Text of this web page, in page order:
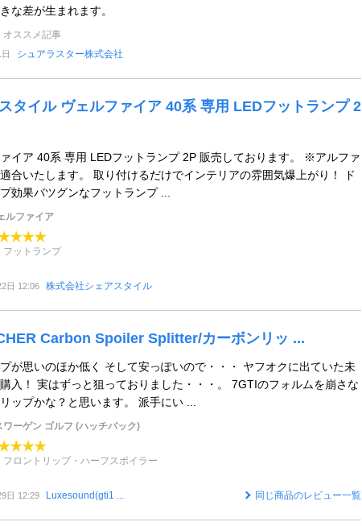
な差が生まれます。
オススメ記事
シュアラスター株式会社
タイル ヴェルファイア 40系 専用 LEDフットランプ 2
イア 40系 専用 LEDフットランプ 2P 販売しております。 ※アルファ
合いたします。 取り付けるだけでインテリアの雰囲気爆上がり！ ド
効果バツグンなフットランプ ...
ルファイア
フットランプ
日 12:06 株式会社シェアスタイル
Carbon Spoiler Splitter/カーボンリッ ...
が思いのほか低く そして安っぽいので・・・ ヤフオクに出ていた未
入！ 実はずっと狙っておりました・・・。 7GTIのフォルムを崩さな
ップかな？と思います。 派手にい ...
ワーゲン ゴルフ (ハッチバック)
フロントリップ・ハーフスポイラー
日 12:29 Luxesound(gti1 ... 同じ商品のレビュー一覧